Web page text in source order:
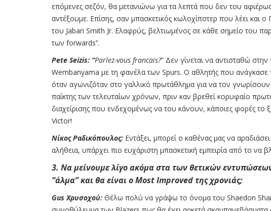
επόμενες σεζόν, θα μετανιώνω για τα λεπτά που δεν του
αντέξουμε. Επίσης, σαν μπασκετικός κωλοχίπστερ που λέει και
του Jabari Smith Jr. Ελαφρύς, βελτιωμένος σε κάθε σημείο του
των forwards’’.
Pete Seizis: “Parlez-vous francais?” Δεν γίνεται να αντισταθώ
Wembanyama με τη φανέλα των Spurs. Ο αθλητής που
όταν αγωνιζόταν στο γαλλικό πρωτάθλημα για να τον
παίκτης των τελευταίων χρόνων, πριν καν βρεθεί κορυφαίο
διαχείρισης που ενδεχομένως να του κάνουν, κάποιες φορές το
Victor!
Νίκος Ραδικόπουλος: Εντάξει, μπορεί ο καθένας μας να
αλήθεια, υπάρχει πιο ευχάριστη μπασκετική εμπειρία από το να
3. Να μείνουμε λίγο ακόμα στα των θετικών
“άλμα” και θα είναι ο Most Improved της χρονιάς;
Gus Χρυσοχού: Θέλω πολύ να γράψω το όνομα του Shaedon